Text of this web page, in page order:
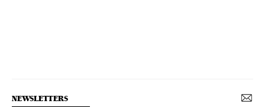
NEWSLETTERS